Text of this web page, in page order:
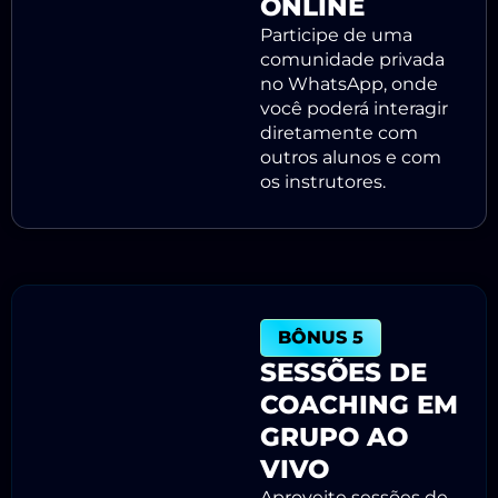
ONLINE
Participe de uma
comunidade privada
no WhatsApp, onde
você poderá interagir
diretamente com
outros alunos e com
os instrutores.
BÔNUS 5
SESSÕES DE
COACHING EM
GRUPO AO
VIVO